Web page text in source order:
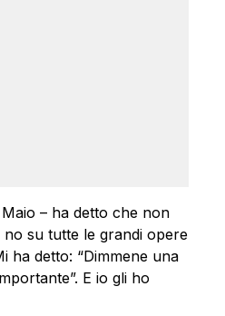
– ha detto che non
su tutte le grandi opere
ha detto: “Dimmene una
E io gli ho